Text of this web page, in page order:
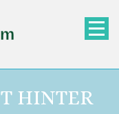
HINTER